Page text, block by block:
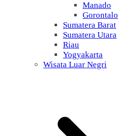
Manado
Gorontalo
Sumatera Barat
Sumatera Utara
Riau
Yogyakarta
Wisata Luar Negri